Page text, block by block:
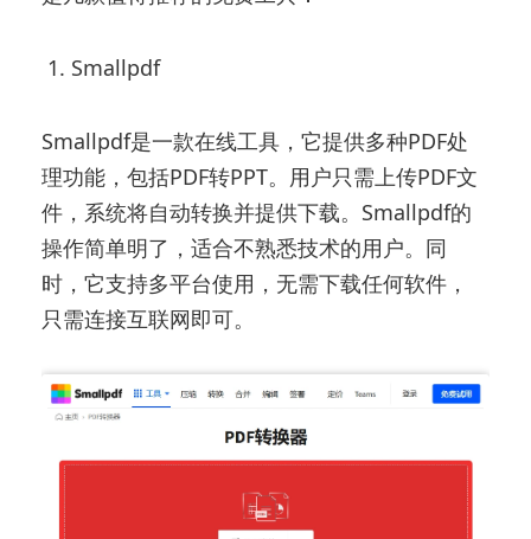
1. Smallpdf
Smallpdf是一款在线工具，它提供多种PDF处
理功能，包括PDF转PPT。用户只需上传PDF文
件，系统将自动转换并提供下载。Smallpdf的
操作简单明了，适合不熟悉技术的用户。同
时，它支持多平台使用，无需下载任何软件，
只需连接互联网即可。